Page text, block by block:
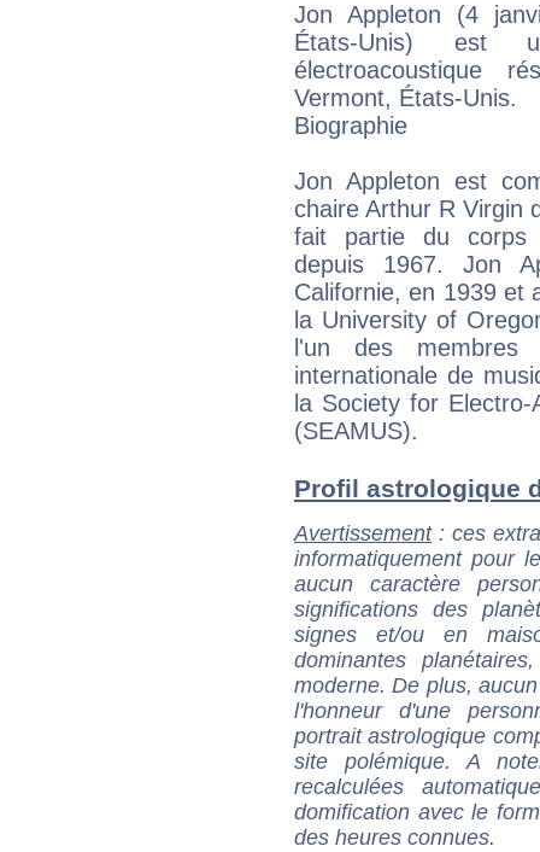
Jon Appleton (4
États-Unis) est
électroacoustique
Vermont, États-Unis.
Biographie
Jon Appleton est
chaire Arthur R Virgin
fait partie du corps
depuis 1967. Jon
Californie, en 1939 et
la University of
l'un des membres
internationale de
la Society for
(SEAMUS).
Profil astrologique
Avertissement: ces
informatiquement pour
aucun caractère
significations des
signes et/ou en
dominantes
moderne. De plus,
l'honneur d'une
portrait astrologique
site polémique. A
recalculées
domification avec le
des heures connues.